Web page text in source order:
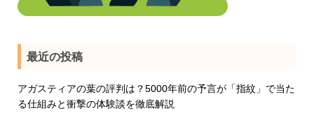
最近の投稿
アガスティアの葉の評判は？5000年前の予言が「指紋」で当た
る仕組みと衝撃の体験談を徹底解説